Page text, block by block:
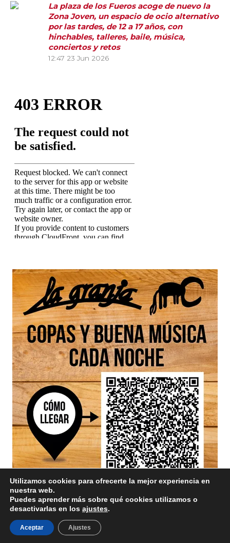
La plaza de los Fueros acoge de nuevo la
Zona Joven, un espacio de ocio alternativo
por las tardes, de 12 a 17 años, con
hinchables, talleres, baile, música,
conciertos y retos
12:47 23 Jun 2026
Aviso Legal/ Divinamente Creativos © 2025
Utilizamos cookies para ofrecerte la mejor experiencia en
nuestra web.
Puedes aprender más sobre qué cookies utilizamos o
desactivarlas en los ajustes.
Aceptar Ajustes